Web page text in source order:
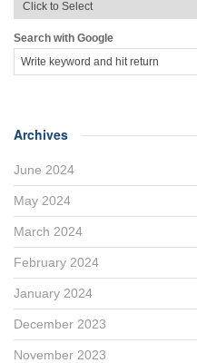
Search with Google
Archives
June 2024
May 2024
March 2024
February 2024
January 2024
December 2023
November 2023